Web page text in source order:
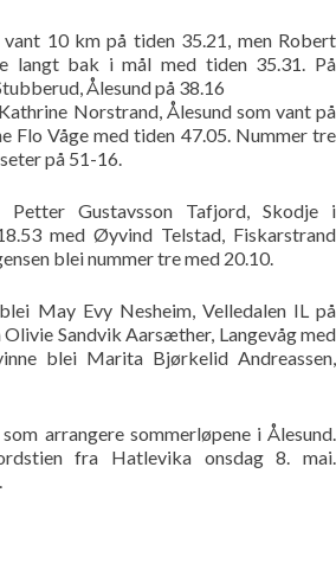
10 km på tiden 35.21, men Robert
langt bak i mål med tiden 35.31. På
Ålesund på 38.16
Norstrand, Ålesund som vant på
Flo Våge med tiden 47.05. Nummer tre
på 51-16.
Gustavsson Tafjord, Skodje i
med Øyvind Telstad, Fiskarstrand
blei nummer tre med 20.10.
May Evy Nesheim, Velledalen IL på
Sandvik Aarsæther, Langevåg med
blei Marita Bjørkelid Andreassen,
arrangere sommerløpene i Ålesund.
fra Hatlevika onsdag 8. mai.